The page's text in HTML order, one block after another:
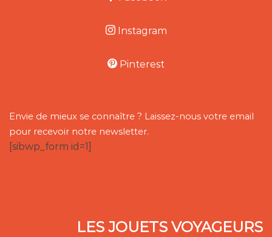
Instagram
Pinterest
Envie de mieux se connaître ? Laissez-nous votre email
pour recevoir notre newsletter.
[sibwp_form id=1]
LES JOUETS VOYAGEURS